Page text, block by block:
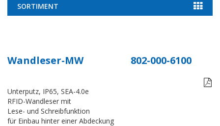
SORTIMENT
Wandleser-MW 802-000-6100

Unterputz, IP65, SEA-4.0e
RFID-Wandleser mit
Lese- und Schreibfunktion
für Einbau hinter einer Abdeckung